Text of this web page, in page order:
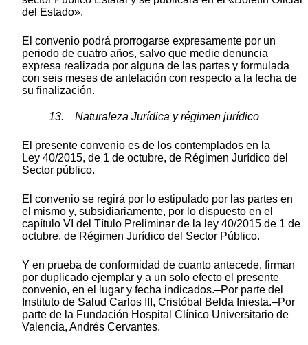
del Estado».
El convenio podrá prorrogarse expresamente por un
periodo de cuatro años, salvo que medie denuncia
expresa realizada por alguna de las partes y formulada
con seis meses de antelación con respecto a la fecha de
su finalización.
13. Naturaleza Jurídica y régimen jurídico
El presente convenio es de los contemplados en la
Ley 40/2015, de 1 de octubre, de Régimen Jurídico del
Sector público.
El convenio se regirá por lo estipulado por las partes en
el mismo y, subsidiariamente, por lo dispuesto en el
capítulo VI del Título Preliminar de la ley 40/2015 de 1 de
octubre, de Régimen Jurídico del Sector Público.
Y en prueba de conformidad de cuanto antecede, firman
por duplicado ejemplar y a un solo efecto el presente
convenio, en el lugar y fecha indicados.–Por parte del
Instituto de Salud Carlos III, Cristóbal Belda Iniesta.–Por
parte de la Fundación Hospital Clínico Universitario de
Valencia, Andrés Cervantes.